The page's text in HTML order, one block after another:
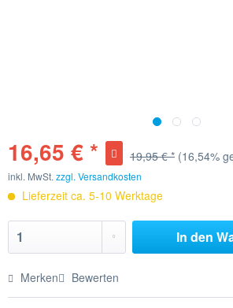
16,65 € * 19,95 € * (16,54%
inkl. MwSt. zzgl. Versandkosten
Lieferzeit ca. 5-10 Werktage
In den
Merken Bewerten